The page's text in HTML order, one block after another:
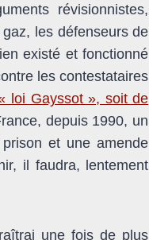
révisionnistes,
les défenseurs de
existé et fonctionné
les contestataires
loi Gayssot », soit de
depuis 1990, un
et une amende
il faudra, lentement
une fois de plus